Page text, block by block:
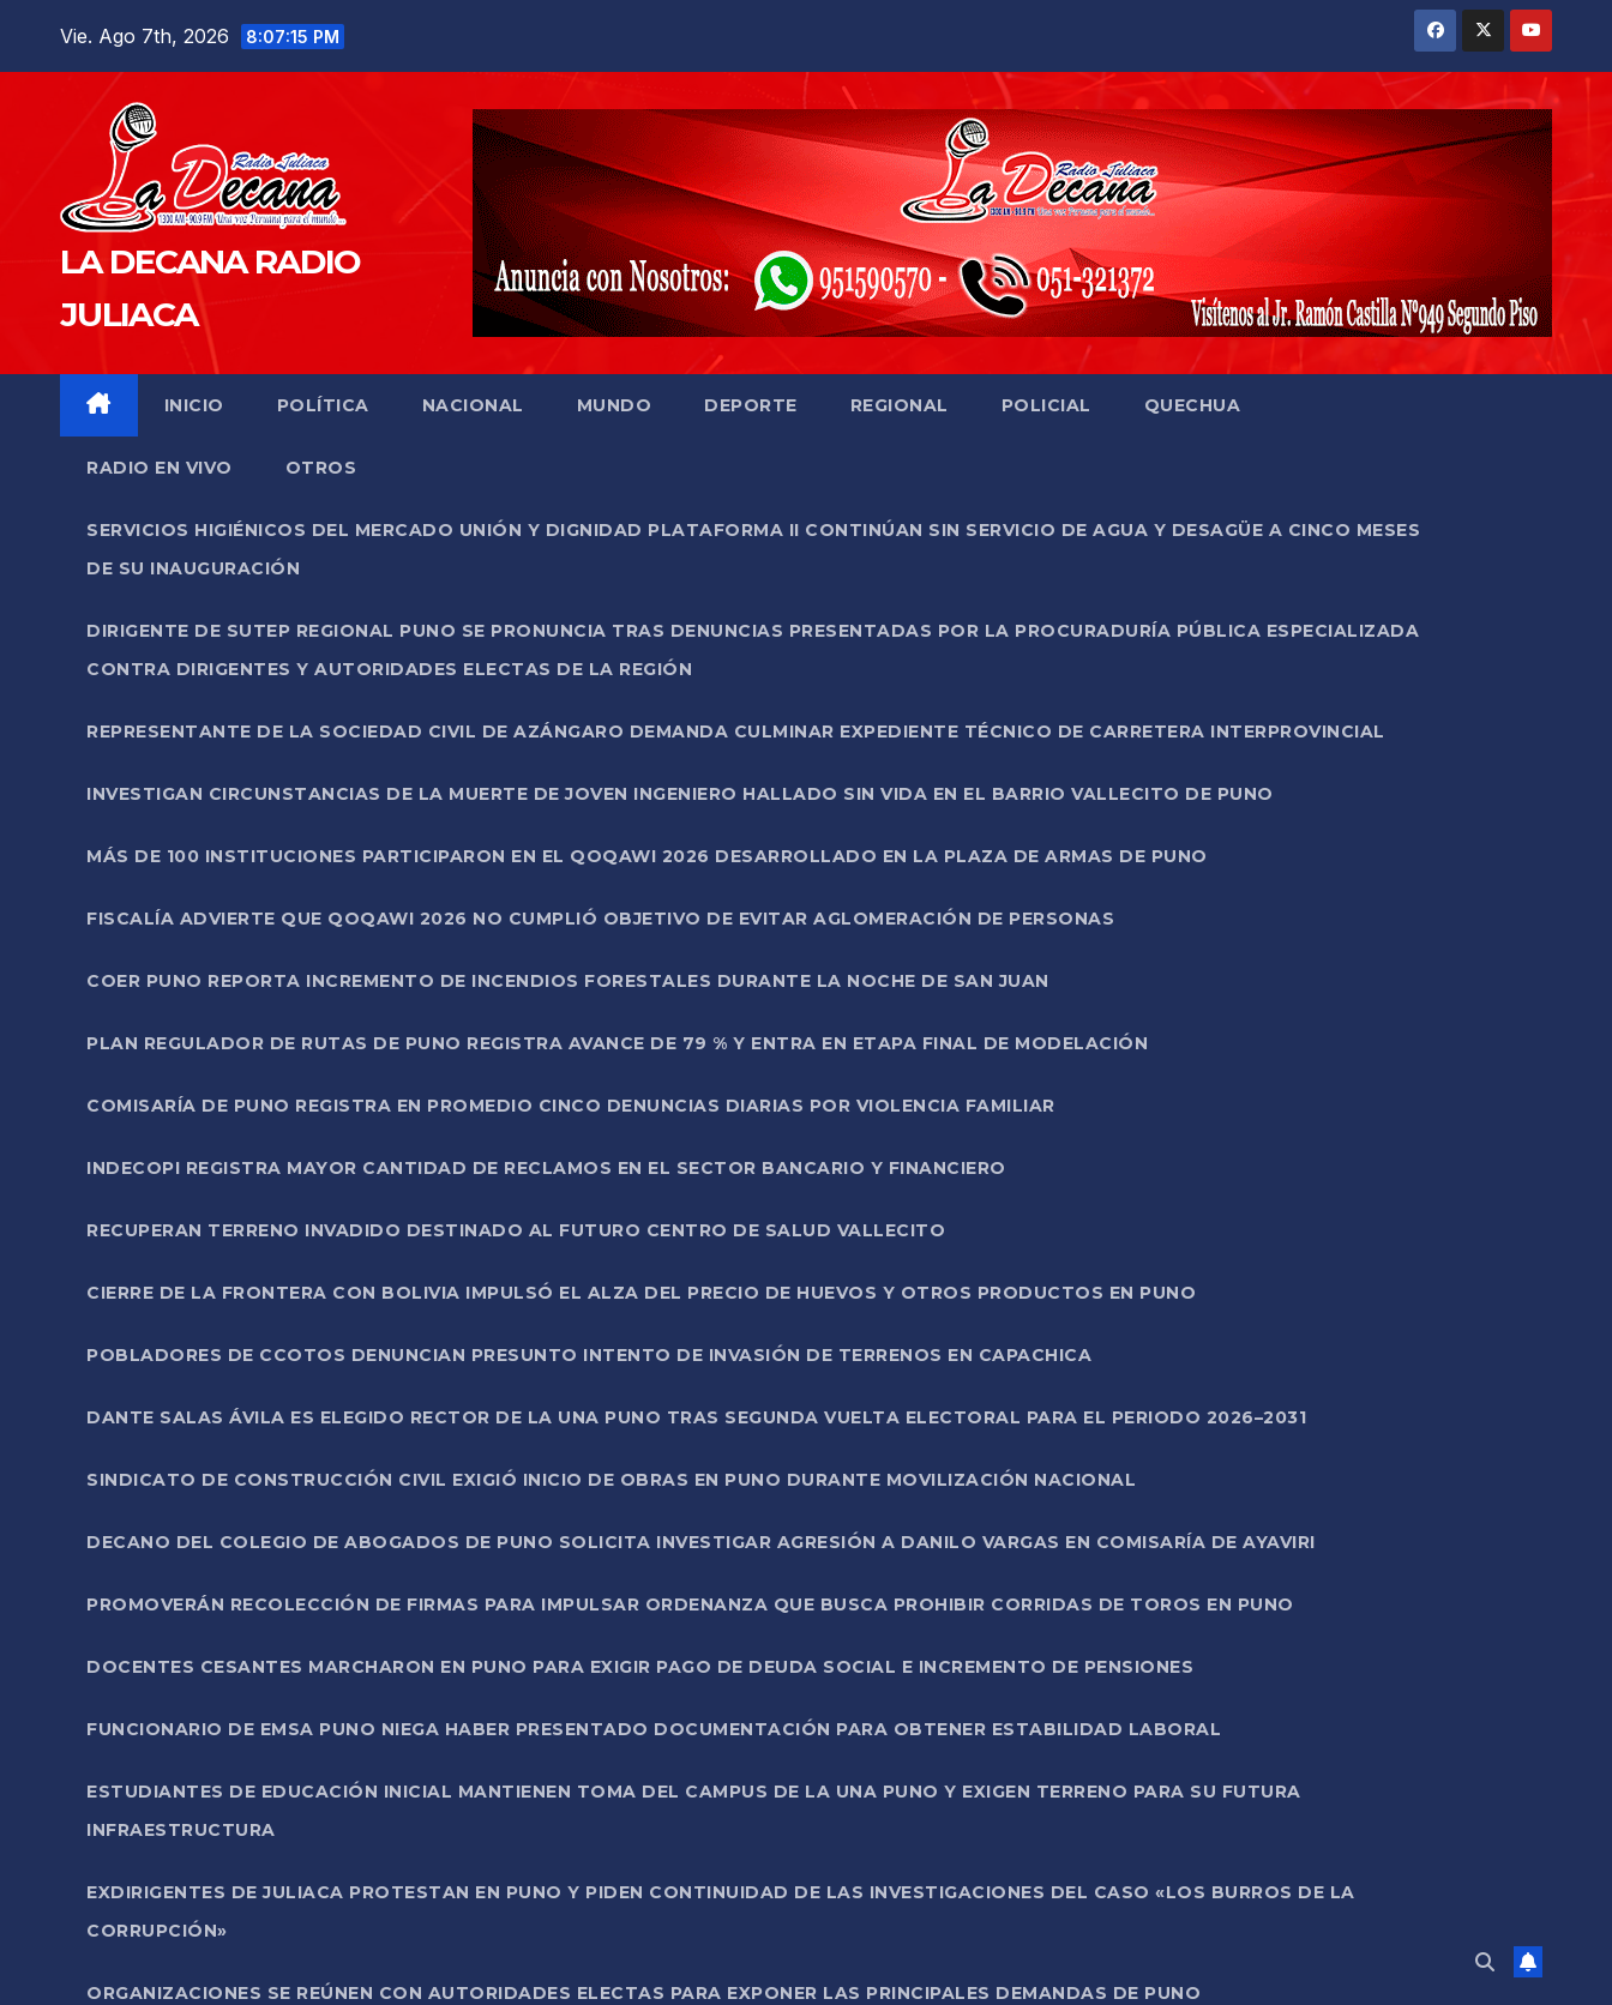
Vie. Ago 7th, 2026 8:07:16 PM
LA DECANA RADIO
JULIACA
INICIO POLÍTICA NACIONAL MUNDO DEPORTE REGIONAL POLICIAL QUECHUA
RADIO EN VIVO OTROS
SERVICIOS HIGIÉNICOS DEL MERCADO UNIÓN Y DIGNIDAD PLATAFORMA II CONTINÚAN SIN SERVICIO DE AGUA Y DESAGÜE A CINCO MESES
DE SU INAUGURACIÓN
DIRIGENTE DE SUTEP REGIONAL PUNO SE PRONUNCIA TRAS DENUNCIAS PRESENTADAS POR LA PROCURADURÍA PÚBLICA ESPECIALIZADA
CONTRA DIRIGENTES Y AUTORIDADES ELECTAS DE LA REGIÓN
REPRESENTANTE DE LA SOCIEDAD CIVIL DE AZÁNGARO DEMANDA CULMINAR EXPEDIENTE TÉCNICO DE CARRETERA INTERPROVINCIAL
INVESTIGAN CIRCUNSTANCIAS DE LA MUERTE DE JOVEN INGENIERO HALLADO SIN VIDA EN EL BARRIO VALLECITO DE PUNO
MÁS DE 100 INSTITUCIONES PARTICIPARON EN EL QOQAWI 2026 DESARROLLADO EN LA PLAZA DE ARMAS DE PUNO
FISCALÍA ADVIERTE QUE QOQAWI 2026 NO CUMPLIÓ OBJETIVO DE EVITAR AGLOMERACIÓN DE PERSONAS
COER PUNO REPORTA INCREMENTO DE INCENDIOS FORESTALES DURANTE LA NOCHE DE SAN JUAN
PLAN REGULADOR DE RUTAS DE PUNO REGISTRA AVANCE DE 79 % Y ENTRA EN ETAPA FINAL DE MODELACIÓN
COMISARÍA DE PUNO REGISTRA EN PROMEDIO CINCO DENUNCIAS DIARIAS POR VIOLENCIA FAMILIAR
INDECOPI REGISTRA MAYOR CANTIDAD DE RECLAMOS EN EL SECTOR BANCARIO Y FINANCIERO
RECUPERAN TERRENO INVADIDO DESTINADO AL FUTURO CENTRO DE SALUD VALLECITO
CIERRE DE LA FRONTERA CON BOLIVIA IMPULSÓ EL ALZA DEL PRECIO DE HUEVOS Y OTROS PRODUCTOS EN PUNO
POBLADORES DE CCOTOS DENUNCIAN PRESUNTO INTENTO DE INVASIÓN DE TERRENOS EN CAPACHICA
DANTE SALAS ÁVILA ES ELEGIDO RECTOR DE LA UNA PUNO TRAS SEGUNDA VUELTA ELECTORAL PARA EL PERIODO 2026–2031
SINDICATO DE CONSTRUCCIÓN CIVIL EXIGIÓ INICIO DE OBRAS EN PUNO DURANTE MOVILIZACIÓN NACIONAL
DECANO DEL COLEGIO DE ABOGADOS DE PUNO SOLICITA INVESTIGAR AGRESIÓN A DANILO VARGAS EN COMISARÍA DE AYAVIRI
PROMOVERÁN RECOLECCIÓN DE FIRMAS PARA IMPULSAR ORDENANZA QUE BUSCA PROHIBIR CORRIDAS DE TOROS EN PUNO
DOCENTES CESANTES MARCHARON EN PUNO PARA EXIGIR PAGO DE DEUDA SOCIAL E INCREMENTO DE PENSIONES
FUNCIONARIO DE EMSA PUNO NIEGA HABER PRESENTADO DOCUMENTACIÓN PARA OBTENER ESTABILIDAD LABORAL
ESTUDIANTES DE EDUCACIÓN INICIAL MANTIENEN TOMA DEL CAMPUS DE LA UNA PUNO Y EXIGEN TERRENO PARA SU FUTURA
INFRAESTRUCTURA
EXDIRIGENTES DE JULIACA PROTESTAN EN PUNO Y PIDEN CONTINUIDAD DE LAS INVESTIGACIONES DEL CASO «LOS BURROS DE LA
CORRUPCIÓN»
ORGANIZACIONES SE REÚNEN CON AUTORIDADES ELECTAS PARA EXPONER LAS PRINCIPALES DEMANDAS DE PUNO